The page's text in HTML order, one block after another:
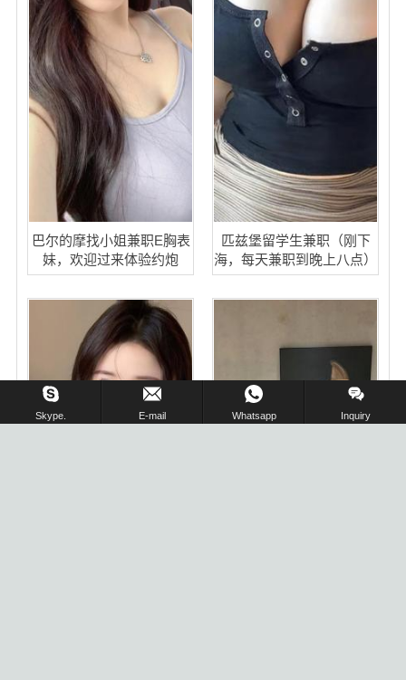
巴尔的摩找小姐兼职E胸表
妹，欢迎过来体验约炮
匹兹堡留学生兼职（刚下
海，每天兼职到晚上八点）
Skype. E-mail Whatsapp Inquiry
在线留言 !